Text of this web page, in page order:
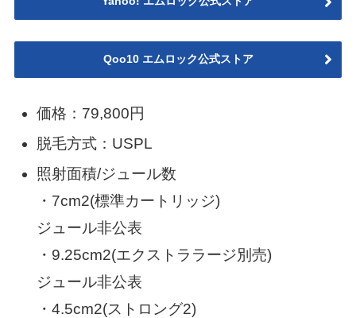
Qoo10 エムロック公式ストア
価格：79,800円
脱毛方式：USPL
照射面積/ジュール数
・7cm2(標準カートリッジ)
ジュール非公表
・9.25cm2(エクストララージ別売)
ジュール非公表
・4.5cm2(ストロング2)